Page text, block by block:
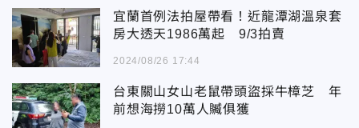
宜蘭首例法拍屋帶看！近龍潭湖溫泉套
房大透天1986萬起 9/3拍賣
2024/08/26 17:44
台東關山女山老鼠帶頭盜採牛樟芝 年
前想海撈10萬人贓俱獲